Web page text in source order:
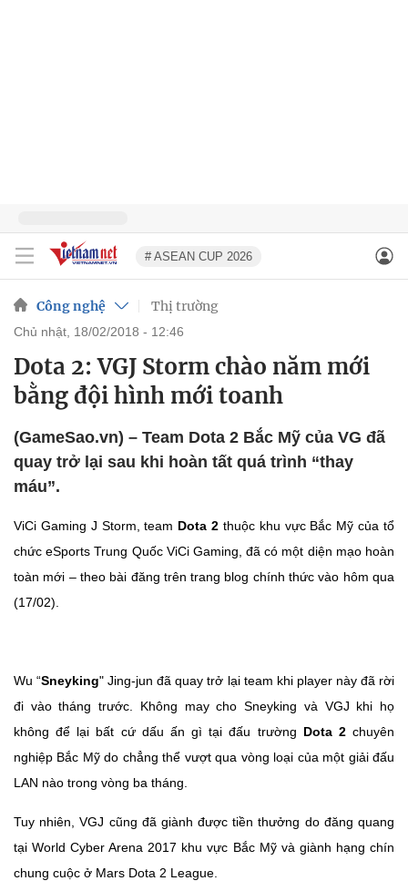
# ASEAN CUP 2026
Công nghệ Thị trường
chủ nhật, 18/02/2018 - 12:46
Dota 2: VGJ Storm chào năm mới
bằng đội hình mới toanh
(GameSao.vn) – Team Dota 2 Bắc Mỹ của VG đã
quay trở lại sau khi hoàn tất quá trình “thay
máu”.
ViCi Gaming J Storm, team Dota 2 thuộc khu vực Bắc Mỹ của tổ
chức eSports Trung Quốc ViCi Gaming, đã có một diện mạo hoàn
toàn mới – theo bài đăng trên trang blog chính thức vào hôm qua
(17/02).
Wu “Sneyking" Jing-jun đã quay trở lại team khi player này đã rời
đi vào tháng trước. Không may cho Sneyking và VGJ khi họ
không để lại bất cứ dấu ấn gì tại đấu trường Dota 2chuyên
nghiệp Bắc Mỹ do chẳng thể vượt qua vòng loại của một giải đấu
LAN nào trong vòng ba tháng.
Tuy nhiên, VGJ cũng đã giành được tiền thưởng do đăng quang
tại World Cyber Arena 2017 khu vực Bắc Mỹ và giành hạng chín
chung cuộc ở Mars Dota 2 League.